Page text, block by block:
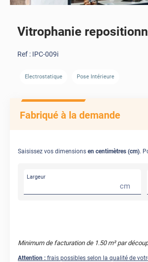
Vitrophanie
Ref : IPC-009i
Electrostatique Pose Intérieure
Fabriqué à la demande
Saisissez vos dimensions en centimètres (cm).
Largeur
cm
Minimum de facturation de 1.50m² par
Attention : frais possibles selon la qualité de